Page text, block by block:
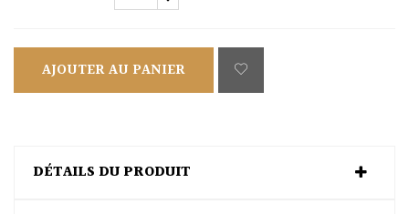
AJOUTER AU PANIER
DÉTAILS DU PRODUIT